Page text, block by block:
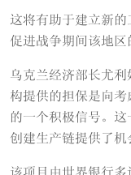
这将有助于建立新
促进战争期间该地区
乌克兰经济部长尤
构提供的担保是向
的一个积极信号。
创建生产链提供了机
该项目由世界银行